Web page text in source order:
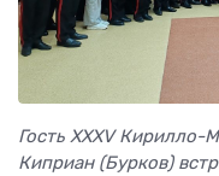
Гость XXXV Кирилло-
Киприан (Бурков)